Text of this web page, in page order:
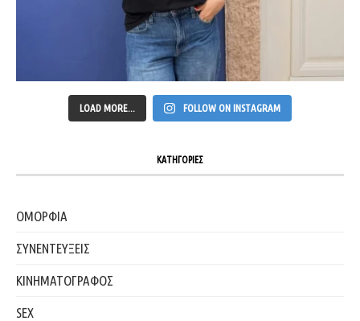
LOAD MORE... FOLLOW ON INSTAGRAM
ΚΑΤΗΓΟΡΙΕΣ
ΟΜΟΡΦΙΑ
ΣΥΝΕΝΤΕΥΞΕΙΣ
ΚΙΝΗΜΑΤΟΓΡΑΦΟΣ
SEX